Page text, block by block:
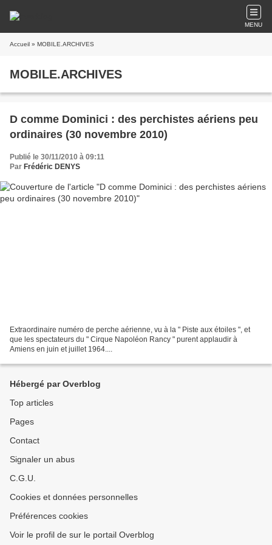
MENU
Accueil » MOBILE.ARCHIVES
MOBILE.ARCHIVES
D comme Dominici : des perchistes aériens peu
ordinaires (30 novembre 2010)
Publié le 30/11/2010 à 09:11
Par Frédéric DENYS
Extraordinaire numéro de perche aérienne, vu à la " Piste aux étoiles ", et
que les spectateurs du " Cirque Napoléon Rancy " purent applaudir à
Amiens en juin et juillet 1964....
Hébergé par Overblog
Top articles
Pages
Contact
Signaler un abus
C.G.U.
Cookies et données personnelles
Préférences cookies
Voir le profil de sur le portail Overblog